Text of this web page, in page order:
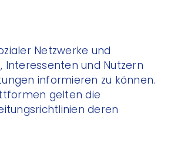
Netzwerke und
und Nutzern
informieren zu können.
gelten die
deren